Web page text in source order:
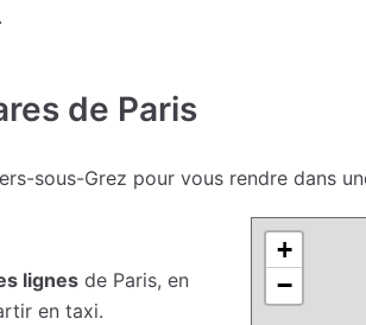
de Paris
sous-Grez pour vous rendre dans
lignes de Paris, en
en taxi.
+
−